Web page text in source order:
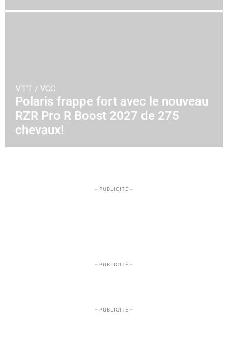
VTT / VCC
Polaris frappe fort avec le nouveau
RZR Pro R Boost 2027 de 275
chevaux!
– PUBLICITÉ –
– PUBLICITÉ –
– PUBLICITÉ –